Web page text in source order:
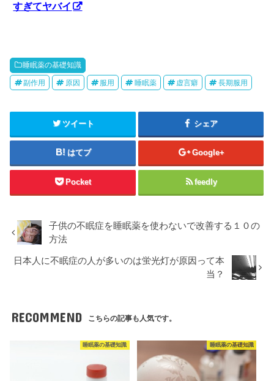
すぎてヤバイ
睡眠薬の基礎知識
副作用 原因 服用 睡眠薬 虚言癖 長期服用
ツイート シェア
はてブ Google+
Pocket feedly
子供の不眠症を睡眠薬を使わないで改善する１０の
方法
日本人に不眠症の人が多いのは蛍光灯が原因って本
当？
RECOMMEND こちらの記事も人気です。
睡眠薬の基礎知識 睡眠薬の基礎知識